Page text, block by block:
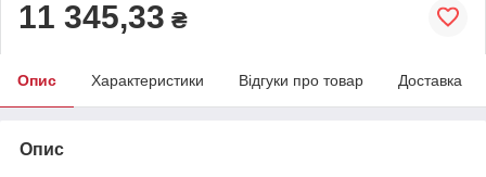
11 345,33 ₴
Опис Характеристики Відгуки про товар Доставка
Опис